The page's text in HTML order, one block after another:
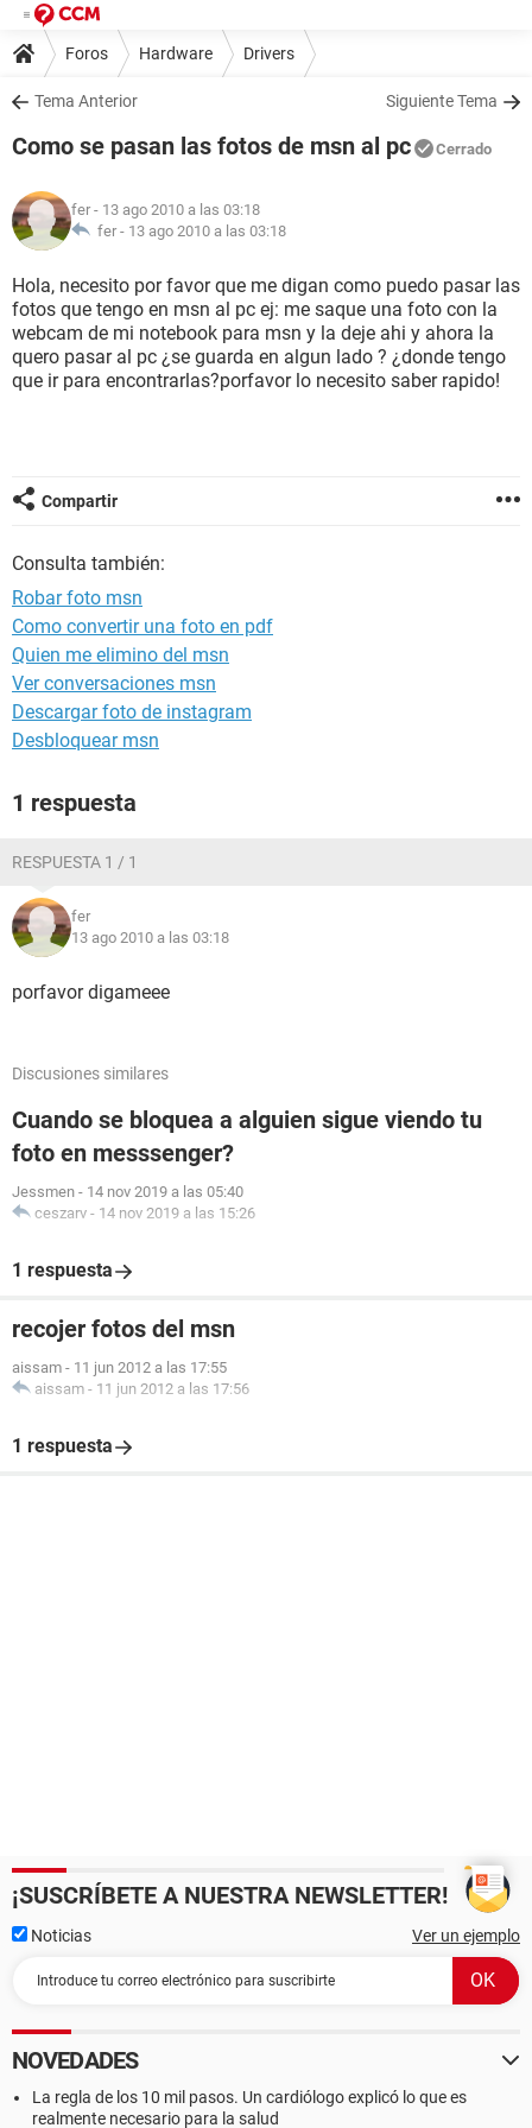
Foros Hardware Drivers
Tema Anterior Siguiente Tema
Como se pasan las fotos de msn al pc Cerrado
fer - 13 ago 2010 a las 03:18
fer - 13 ago 2010 a las 03:18
Hola, necesito por favor que me digan como puedo pasar las
fotos que tengo en msn al pc ej: me saque una foto con la
webcam de mi notebook para msn y la deje ahi y ahora la
quero pasar al pc ¿se guarda en algun lado ? ¿donde tengo
que ir para encontrarlas?porfavor lo necesito saber rapido!
Compartir
Consulta también:
Robar foto msn
Como convertir una foto en pdf
Quien me elimino del msn
Ver conversaciones msn
Descargar foto de instagram
Desbloquear msn
1 respuesta
RESPUESTA 1 / 1
fer
13 ago 2010 a las 03:18
porfavor digameee
Discusiones similares
Cuando se bloquea a alguien sigue viendo tu
foto en messsenger?
Jessmen - 14 nov 2019 a las 05:40
ceszarv - 14 nov 2019 a las 15:26
1 respuesta
recojer fotos del msn
aissam - 11 jun 2012 a las 17:55
aissam - 11 jun 2012 a las 17:56
1 respuesta
¡SUSCRÍBETE A NUESTRA NEWSLETTER!
Noticias Ver un ejemplo
NOVEDADES
La regla de los 10 mil pasos. Un cardiólogo explicó lo que es
realmente necesario para la salud